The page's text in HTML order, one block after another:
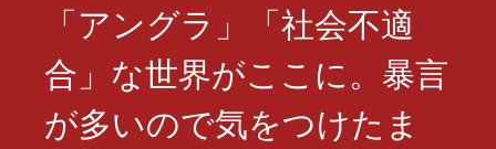
「アングラ」「社会不適
合」な世界がここに。暴言
が多いので気をつけたま